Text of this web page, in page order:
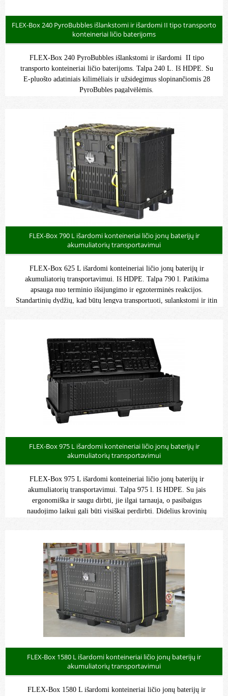
FLEX-Box 240 PyroBubbles išlankstomi ir išardomi II tipo transporto
konteineriai ličio baterijoms
FLEX-Box 240 PyroBubbles išlankstomi ir išardomi II tipo
transporto konteineriai ličio baterijoms. Talpa 240 L. Iš HDPE. Su
E-pluošto adatiniais kilimėliais ir užsidegimus slopinančiomis 28
PyroBubles pagalvėlėmis.
FLEX-Box 790 L išardomi konteineriai ličio jonų baterijų ir
akumuliatorių transportavimui
FLEX-Box 625 L išardomi konteineriai ličio jonų baterijų ir
akumuliatorių transportavimui. Iš HDPE. Talpa 790 l. Patikima
apsauga nuo terminio išsijungimo ir egzoterminės reakcijos.
Standartinių dydžių, kad būtų lengva transportuoti, sulankstomi ir itin
FLEX-Box 975 L išardomi konteineriai ličio jonų baterijų ir
akumuliatorių transportavimui
FLEX-Box 975 L išardomi konteineriai ličio jonų baterijų ir
akumuliatorių transportavimui. Talpa 975 l. Iš HDPE. Su jais
ergonomiška ir saugu dirbti, jie ilgai tarnauja, o pasibaigus
naudojimo laikui gali būti visiškai perdirbti. Didelius krovinių
FLEX-Box 1580 L išardomi konteineriai ličio jonų baterijų ir
akumuliatorių transportavimui
FLEX-Box 1580 L išardomi konteineriai ličio jonų baterijų ir